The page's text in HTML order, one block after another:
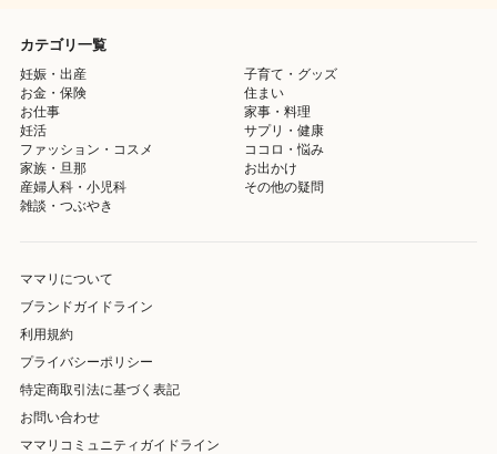
カテゴリ一覧
妊娠・出産
子育て・グッズ
お金・保険
住まい
お仕事
家事・料理
妊活
サプリ・健康
ファッション・コスメ
ココロ・悩み
家族・旦那
お出かけ
産婦人科・小児科
その他の疑問
雑談・つぶやき
ママリについて
ブランドガイドライン
利用規約
プライバシーポリシー
特定商取引法に基づく表記
お問い合わせ
ママリコミュニティガイドライン